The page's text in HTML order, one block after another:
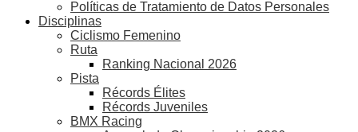
Políticas de Tratamiento de Datos Personales
Disciplinas
Ciclismo Femenino
Ruta
Ranking Nacional 2026
Pista
Récords Élites
Récords Juveniles
BMX Racing